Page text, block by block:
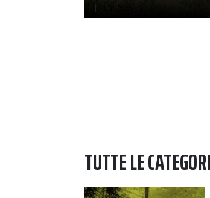
TUTTE LE